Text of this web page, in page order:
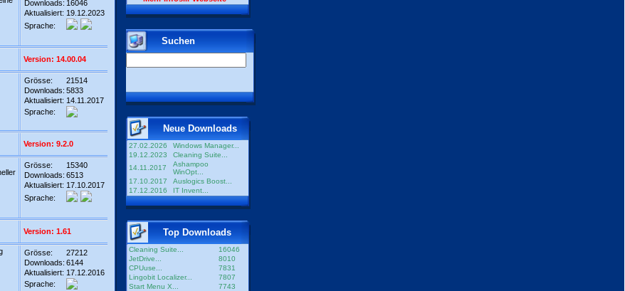
Downloads: 16046
Aktualisiert: 19.12.2023
Sprache:
Version: 14.00.04
Grösse:
21514
Downloads: 5833
Aktualisiert: 14.11.2017
Sprache:
Version: 9.2.0
Grösse:
15340
Downloads: 6513
Aktualisiert: 17.10.2017
Sprache:
Version: 1.61
Grösse:
27212
Downloads: 6144
Aktualisiert: 17.12.2016
Sprache:
Suchen
Neue Downloads
27.02.2026
Windows Manager...
19.12.2023
Cleaning Suite...
14.11.2017
Ashampoo
WinOpt...
17.10.2017
Auslogics Boost...
17.12.2016
IT Invent...
Top Downloads
Cleaning Suite...
16046
JetDrive...
8010
CPUuse...
7831
Lingobit Localizer...
7807
Start Menu X...
7743